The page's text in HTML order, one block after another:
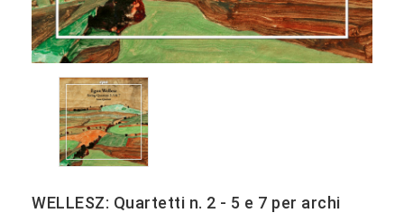
WELLESZ: Quartetti n. 2 - 5 e 7 per archi